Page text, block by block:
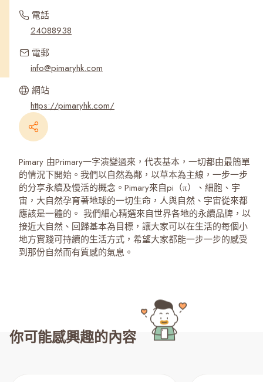
電話
24088938
電郵
info@pimaryhk.com
網站
https://pimaryhk.com/
Pimary 由Primary一字演變過來，代表基本，一切都由最簡單
的情況下開始。我們以自然為鄰，以草本為主線，一步一步
的分享永續及慢活的概念。Pimary來自pi（π）、細胞、宇
宙，大自然孕育著地球的一切生命，人與自然、宇宙從來都
應該是一體的。 我們細心精選來自世界各地的永續品牌，以
接近大自然、回歸基本為目標，讓大家可以在生活的每個小
地方實踐可持續的生活方式，希望大家都能一步一步的感受
到那份自然而有質感的氣息。
你可能感興趣的內容